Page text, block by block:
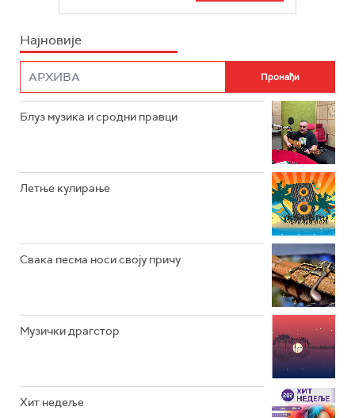
РАДИО РОКЕНРОЛЕР
РАДИО ЏЕЗЕР
ИНФО
Најновије
Блуз музика и сродни правци
Летње кулирање
Свака песма носи своју причу
Музички драгстор
Хит недеље